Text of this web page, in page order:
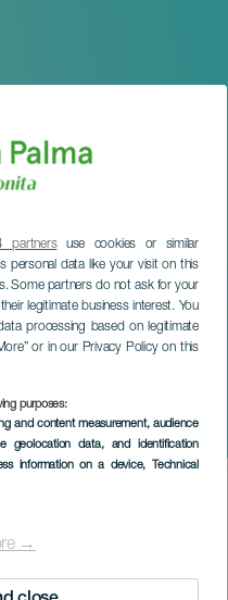
partnersuse cookies or similar
personal data like your visit on this
Some partners do not ask for your
legitimate business interest. You
processing based on legitimate
or in our Privacy Policy on this
purposes:
and content measurement, audience
geolocation data, and identification
information on a device, Technical
→